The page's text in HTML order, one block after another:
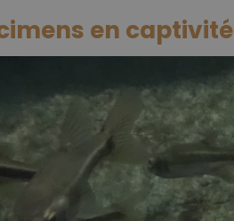
en captivité